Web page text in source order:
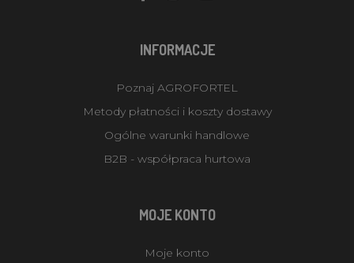
INFORMACJE
Poznaj AGROFORTEL
Metody płatności i koszty dostawy
Ogólne warunki handlowe
B2B - współpraca hurtowa
MOJE KONTO
Moje konto